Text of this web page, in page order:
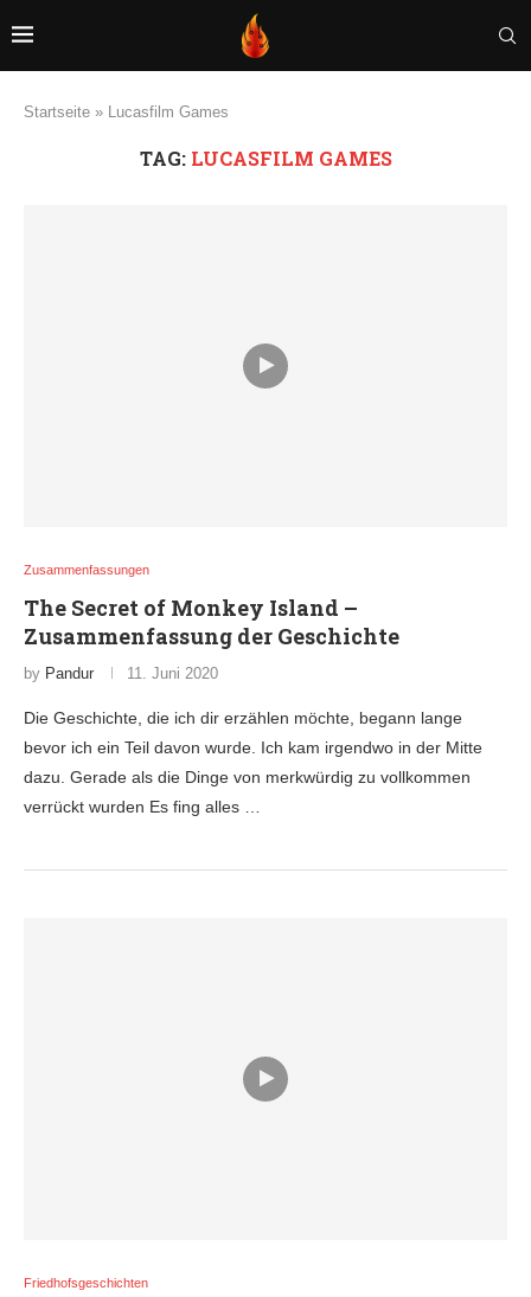
Startseite » Lucasfilm Games
TAG: LUCASFILM GAMES
Zusammenfassungen
The Secret of Monkey Island –
Zusammenfassung der Geschichte
by Pandur 11. Juni 2020
Die Geschichte, die ich dir erzählen möchte, begann lange
bevor ich ein Teil davon wurde. Ich kam irgendwo in der Mitte
dazu. Gerade als die Dinge von merkwürdig zu vollkommen
verrückt wurden Es fing alles …
Friedhofsgeschichten